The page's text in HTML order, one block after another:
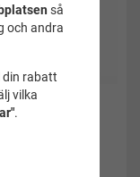
(2)
dam Aquily röd -
så
och andra
rabatt
vilka
.